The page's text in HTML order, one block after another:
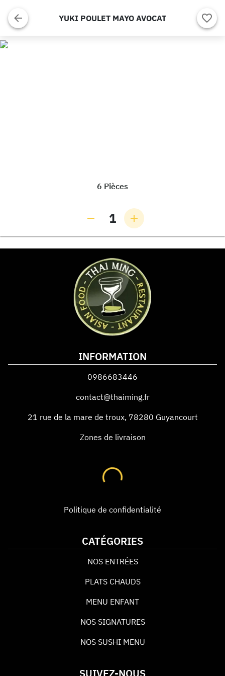
YUKI POULET MAYO AVOCAT
6 Pièces
1
INFORMATION
0986683446
contact@thaiming.fr
21 rue de la mare de troux, 78280 Guyancourt
Zones de livraison
Politique de confidentialité
CATÉGORIES
NOS ENTRÉES
PLATS CHAUDS
MENU ENFANT
NOS SIGNATURES
NOS SUSHI MENU
SUIVEZ-NOUS